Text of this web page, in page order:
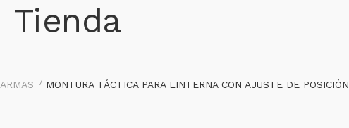
Tienda
MONTURA TÁCTICA PARA LINTERNA CON AJUSTE DE POSICIÓN